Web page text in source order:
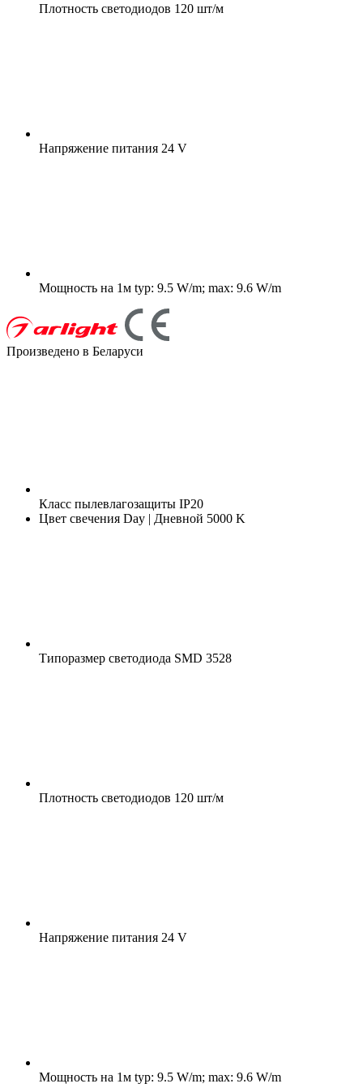
Плотность светодиодов 120 шт/м
Напряжение питания 24 V
Мощность на 1м typ: 9.5 W/m; max: 9.6 W/m
Произведено в Беларуси
Класс пылевлагозащиты IP20
Цвет свечения Day | Дневной 5000 K
Типоразмер светодиода SMD 3528
Плотность светодиодов 120 шт/м
Напряжение питания 24 V
Мощность на 1м typ: 9.5 W/m; max: 9.6 W/m